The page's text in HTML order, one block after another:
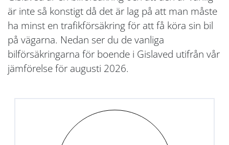
är inte så konstigt då det är lag på att man måste
ha minst en trafikförsäkring för att få köra sin bil
på vägarna. Nedan ser du de vanliga
bilförsäkringarna för boende i Gislaved utifrån vår
jämförelse för augusti 2026.